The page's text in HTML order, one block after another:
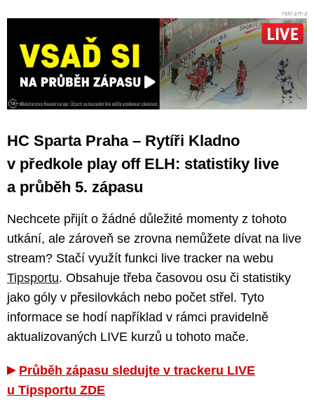
HC Sparta Praha – Rytíři Kladno
v předkole play off ELH: statistiky live
a průběh 5. zápasu
Nechcete přijít o žádné důležité momenty z tohoto
utkání, ale zároveň se zrovna nemůžete dívat na live
stream? Stačí využít funkci live tracker na webu
Tipsportu. Obsahuje třeba časovou osu či statistiky
jako góly v přesilovkách nebo počet střel. Tyto
informace se hodí například v rámci pravidelně
aktualizovaných LIVE kurzů u tohoto mače.
Průběh zápasu sledujte v trackeru LIVE
u Tipsportu ZDE